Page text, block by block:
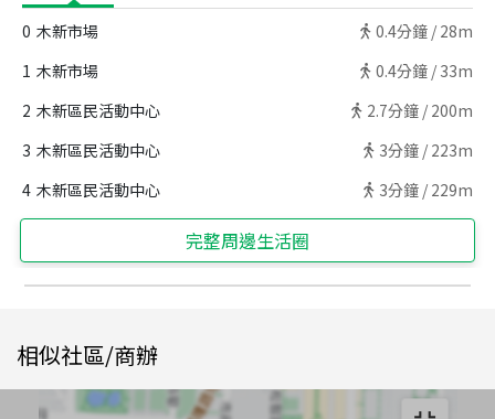
0 木新市場 0.4分鐘 / 28m
1 木新市場 0.4分鐘 / 33m
2 木新區民活動中心 2.7分鐘 / 200m
3 木新區民活動中心 3分鐘 / 223m
4 木新區民活動中心 3分鐘 / 229m
完整周邊生活圈
相似社區/商辦